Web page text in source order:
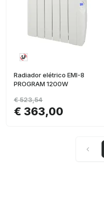
Radiador elétrico EMI-8
PROGRAM 1200W
€ 363,00
€ 523,54